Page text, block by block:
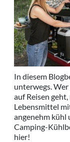
In diesem
unterwegs.
auf Reisen
Lebensmittel
angenehm kühl
Camping-
hier!